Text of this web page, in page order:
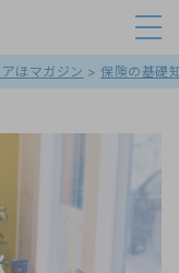
アほマガジン > 保険の基礎